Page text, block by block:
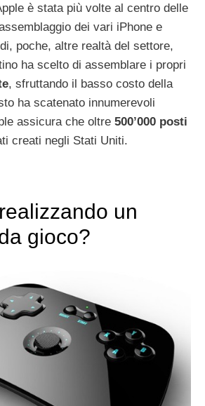
è stata più volte al centro delle
dei vari iPhone e
poche, altre realtà del settore,
ha scelto di assemblare i propri
, sfruttando il basso costo della
ha scatenato innumerevoli
assicura che oltre 500’000 posti
creati negli Stati Uniti.
un
gioco?